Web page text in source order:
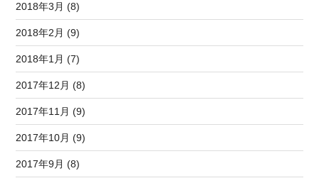
2018年3月 (8)
2018年2月 (9)
2018年1月 (7)
2017年12月 (8)
2017年11月 (9)
2017年10月 (9)
2017年9月 (8)